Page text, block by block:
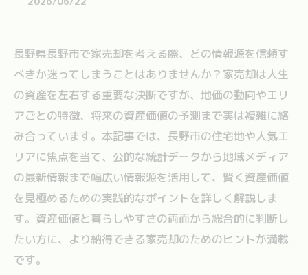
長野県長野市で家売却を考える際、どの情報源を信頼す
べきか迷ってしまうことはありませんか？家売却は人生
の資産を左右する重要な決断ですが、地価の動向やエリ
アごとの特徴、将来の資産価値の予測まで実は複雑に絡
み合っています。本記事では、長野市の住宅地や人気エ
リアに焦点を当て、公的な統計データから地域メディア
の最新情報まで幅広い情報源を活用して、賢く資産価値
を見極めるための実践的なポイントを詳しく解説しま
す。資産価値と暮らしやすさの両面から総合的に判断し
たい方に、より納得できる家売却のためのヒントが満載
です。